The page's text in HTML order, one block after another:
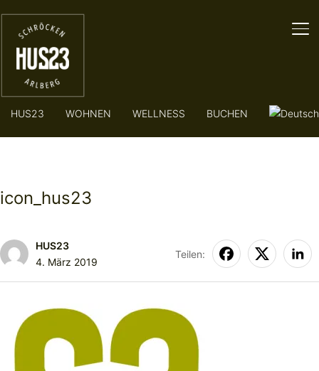
HUS23 WOHNEN WELLNESS BUCHEN
icon_hus23
HUS23
4. März 2019
Teilen: